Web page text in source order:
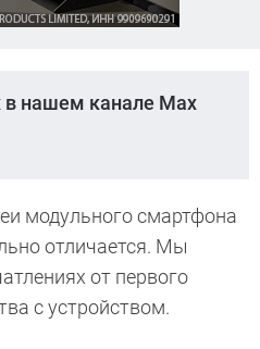
в нашем канале Max
модульного смартфона
отличается. Мы
от первого
с устройством.